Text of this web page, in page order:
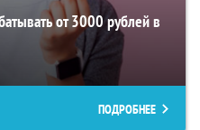
от 3000 рублей в
ПОДРОБНЕЕ